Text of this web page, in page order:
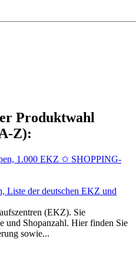
Produktwahl
Z):
Liste der deutschen EKZ und
(EKZ). Sie
und Shopanzahl. Hier finden Sie
sowie...